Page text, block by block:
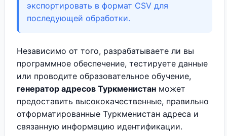
экспортировать в формат CSV для
последующей обработки.
Независимо от того, разрабатываете ли вы
программное обеспечение, тестируете данные
или проводите образовательное обучение,
генератор адресов Туркменистан может
предоставить высококачественные, правильно
отформатированные Туркменистан адреса и
связанную информацию идентификации.